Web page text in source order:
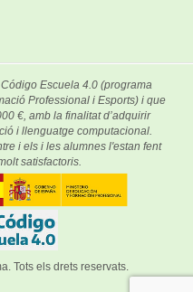
Escuela 4.0 (programa
Professional i Esports) i que
€, amb la finalitat d’adquirir
i llenguatge computacional.
i els i les alumnes l'estan fent
satisfactoris.
. Tots els drets reservats.